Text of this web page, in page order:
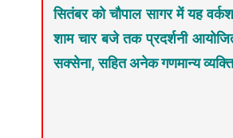
सितंबर को चौपाल सागर में यह
शाम चार बजे तक प्रदर्शनी
सक्सेना, सहित अनेक गणमान्य